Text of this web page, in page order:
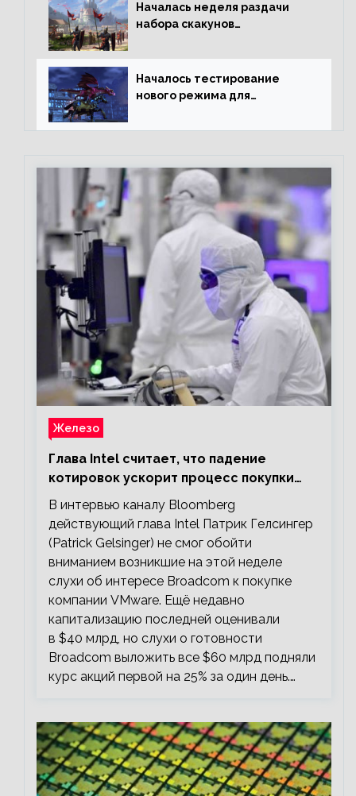
Началась неделя раздачи
набора скакунов
Началось тестирование
нового режима для
online
Железо
Глава Intel считает, что падение
котировок ускорит процесс покупки
мелких компаний крупными
В интервью каналу Bloomberg
действующий глава Intel Патрик Гелсингер
(Patrick Gelsinger) не смог обойти
вниманием возникшие на этой неделе
слухи об интересе Broadcom к покупке
компании VMware. Ещё недавно
капитализацию последней оценивали
в $40 млрд, но слухи о готовности
Broadcom выложить все $60 млрд подняли
курс акций первой на 25% за один день.…